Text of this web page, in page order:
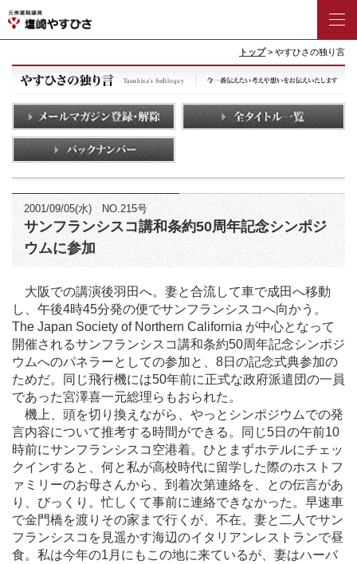
トップ> やすひさの独り言
2001/09/05(水) NO.215号
サンフランシスコ講和条約50周年記念シンポジ
ウムに参加
大阪での講演後羽田へ。妻と合流して車で成田へ移動
し、午後4時45分発の便でサンフランシスコへ向かう。
The Japan Society of Northern California が中心となって
開催されるサンフランシスコ講和条約50周年記念シンポジ
ウムへのパネラーとしての参加と、8日の記念式典参加の
ためだ。同じ飛行機には50年前に正式な政府派遣団の一員
であった宮澤喜一元総理らもおられた。
機上、頭を切り換えながら、やっとシンポジウムでの発
言内容について推考する時間ができる。同じ5日の午前10
時前にサンフランシスコ空港着。ひとまずホテルにチェッ
クインすると、何と私が高校時代に留学した際のホストフ
ァミリーのお母さんから、到着次第連絡を、との伝言があ
り、びっくり。忙しくて事前に連絡できなかった。早速車
で金門橋を渡りその家まで行くが、不在。妻と二人でサン
フランシスコを見遥かす海辺のイタリアンレストランで昼
食。私は今年の1月にもこの地に来ているが、妻はハーバ